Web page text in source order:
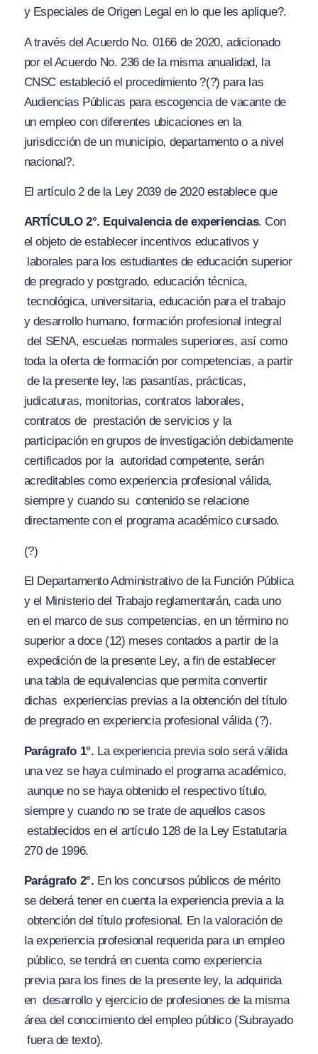
y Especiales de Origen Legal en lo que les aplique?.
A través del Acuerdo No. 0166 de 2020, adicionado
por el Acuerdo No. 236 de la misma anualidad, la
CNSC establecióel procedimiento ?(?) para las
Audiencias Públicas para escogencia de vacante de
un empleo con diferentes ubicaciones en la
jurisdicción de un municipio, departamento o a nivel
nacional?.
El artículo 2 de la Ley 2039 de 2020 establece que
ARTÍCULO 2°. Equivalencia de experiencias. Con
el objeto de establecer incentivos educativos y
laborales para los estudiantes de educación superior
de pregrado y postgrado, educación técnica,
tecnológica, universitaria, educación para el trabajo
y desarrollo humano, formación profesional integral
del SENA, escuelas normales superiores, así como
toda la oferta de formación por competencias, a partir
de la presente ley, las pasantías, prácticas,
judicaturas, monitorias, contratos laborales,
contratos de prestación de servicios y la
participación en grupos de investigación debidamente
certificados por la autoridad competente, serán
acreditables como experiencia profesional válida,
siempre y cuando su contenido se relacione
directamente con el programa académico cursado.
(?)
El Departamento Administrativo de la Función Pública
y el Ministerio del Trabajo reglamentarán, cada uno
en el marco de sus competencias, en un término no
superior a doce (12) meses contados a partir de la
expedición de la presente Ley, a fin de establecer
una tabla de equivalencias que permita convertir
dichas experiencias previas a la obtención del título
de pregrado en experiencia profesional válida (?).
Parágrafo 1°. La experiencia previa solo será válida
una vez se haya culminado el programa académico,
aunque no se haya obtenido el respectivo título,
siempre y cuando no se trate de aquellos casos
establecidos en el artículo 128 de la Ley Estatutaria
270 de 1996.
Parágrafo 2°. En los concursos públicos de mérito
se deberá tener en cuenta la experiencia previa a la
obtención del título profesional. En la valoración de
Ia experiencia profesional requerida para un empleo
público, se tendrá en cuenta como experiencia
previa para los fines de la presente ley, la adquirida
en desarrollo y ejercicio de profesiones de la misma
área del conocimiento del empleo público (Subrayado
fuera de texto).